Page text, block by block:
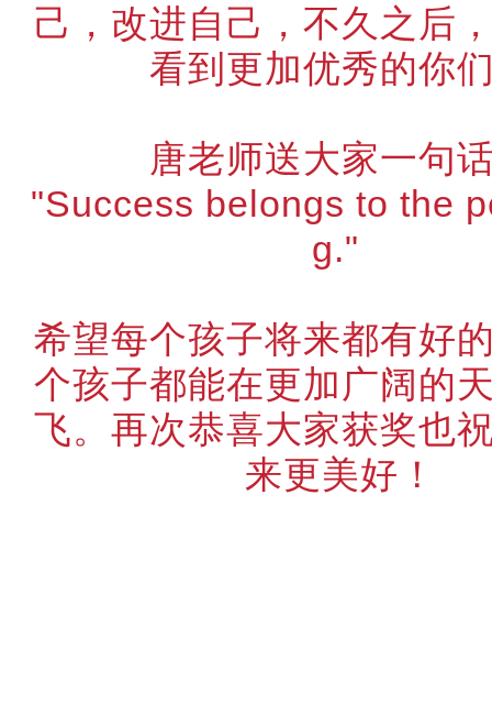
己，改进自己，不久之后
看到更加优秀的你
唐老师送大家一句
"Success belongs to the
g."
希望每个孩子将来都有好
个孩子都能在更加广阔的
飞。再次恭喜大家获奖也
来更美好！